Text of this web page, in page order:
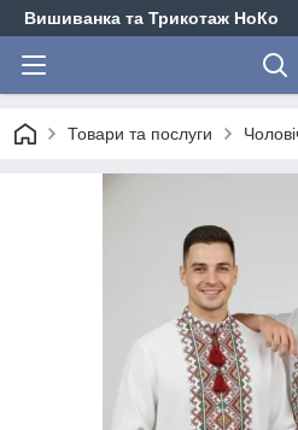
Вишиванка та Трикотаж НоКо
Товари та послуги